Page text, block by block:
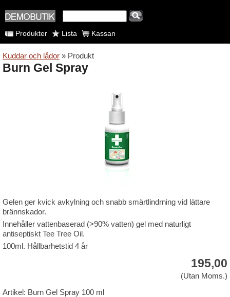
Produkter Lista Kassan
Kuddar och lådor » Produkt
Burn Gel Spray
Gelen ger kvick avkylning och snabb smärtlindrning vid lättare
brännskador.
Innehåller vattenbaserad (>90% vatten) gel med naturligt
antiseptiskt Tee Tree Oil.
100ml. Hållbarhetstid 4 år
195,00
(Utan Moms.)
Artikel: Burn Gel Spray 100 ml